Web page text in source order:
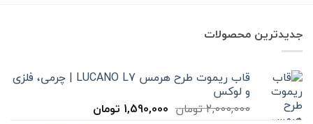
جدیدترین محصولات
قاب ریموت طرح هرمس LUCANO L7 | چرمی، فلزی
و لوکس
2,000,000تومان قیمت
1,590,000 تومانقیمت